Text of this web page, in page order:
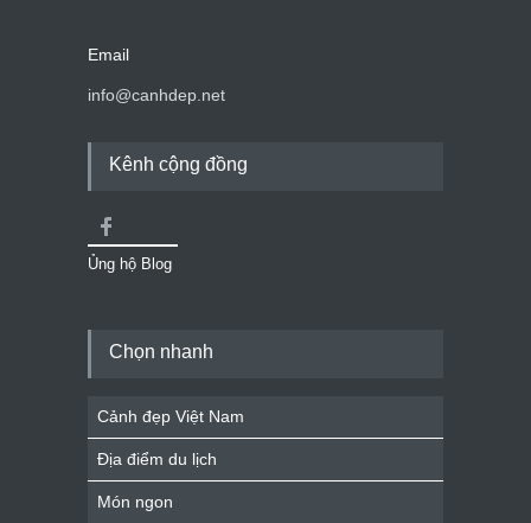
Email
info@canhdep.net
Kênh cộng đồng
Ủng hộ Blog
Chọn nhanh
Cảnh đẹp Việt Nam
Địa điểm du lịch
Món ngon